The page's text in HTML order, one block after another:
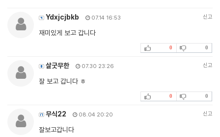
Ydxjcjbkb 07.14 16:53 신고
재미있게 보고 갑니다
0 0
살굿무한 07.30 23:26 신고
잘 보고 갑니다 ㅎ
0 0
무식22 08.04 20:20 신고
잘보고갑니다